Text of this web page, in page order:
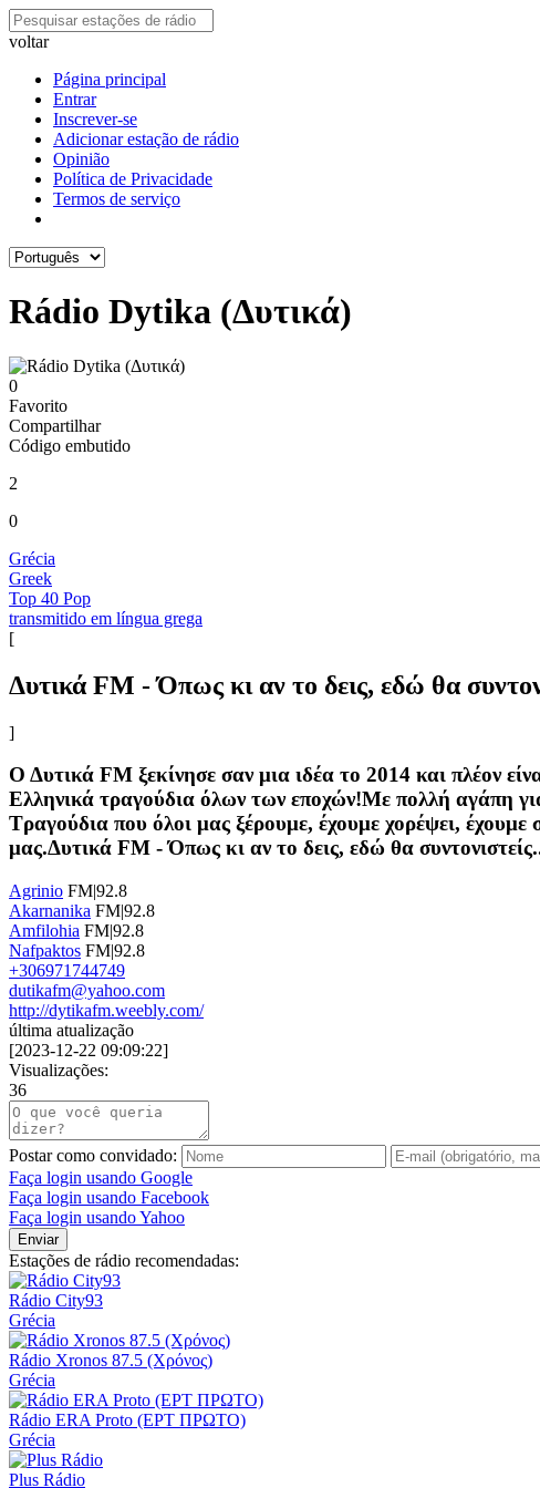
voltar
Página principal
Entrar
Inscrever-se
Adicionar estação de rádio
Opinião
Política de Privacidade
Termos de serviço
Rádio Dytika (Δυτικά)
0
Favorito
Compartilhar
Código embutido
2
0
Grécia
Greek
Top 40 Pop
transmitido em língua grega
[
Δυτικά FM - Όπως κι αν το δεις, εδώ θα
]
Ο Δυτικά FM ξεκίνησε σαν μια ιδέα το 2014 και πλέον
Ελληνικά τραγούδια όλων των εποχών!​Με πολλή αγάπη
Τραγούδια που όλοι μας ξέρουμε, έχουμε χορέψει, έχουμε
μας.Δυτικά FM - Όπως κι αν το δεις, εδώ θα
Agrinio FM|92.8
Akarnanika FM|92.8
Amfilohia FM|92.8
Nafpaktos FM|92.8
+306971744749
dutikafm@yahoo.com
http://dytikafm.weebly.com/
última atualização
[2023-12-22 09:09:22]
Visualizações:
36
Postar como convidado:
Faça login usando Google
Faça login usando Facebook
Faça login usando Yahoo
Enviar
Estações de rádio recomendadas:
Rádio City93
Grécia
Rádio Xronos 87.5 (Χρόνος)
Grécia
Rádio ERA Proto (ΕΡΤ ΠΡΩΤΟ)
Grécia
Plus Rádio